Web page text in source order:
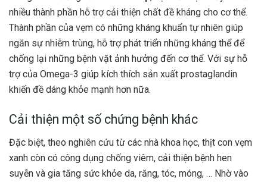
nhiều thành phần hỗ trợ cải thiện chất đề kháng cho cơ thể.
Thành phần của vẹm có những kháng khuẩn tự nhiên giúp
ngăn sự nhiễm trùng, hỗ trợ phát triển những kháng thể để
chống lại những bệnh vặt ảnh hưởng đến cơ thể. Với sự hỗ
trợ của Omega-3 giúp kích thích sản xuất prostaglandin
khiến đề dáng khỏe mạnh hơn nữa.
Cải thiện một số chứng bệnh khác
Đặc biệt, theo nghiên cứu từ các nhà khoa học, thịt con vẹm
xanh còn có công dụng chống viêm, cải thiện bệnh hen
suyễn và gia tăng sức khỏe da, răng, tóc, móng, … Nhờ vào